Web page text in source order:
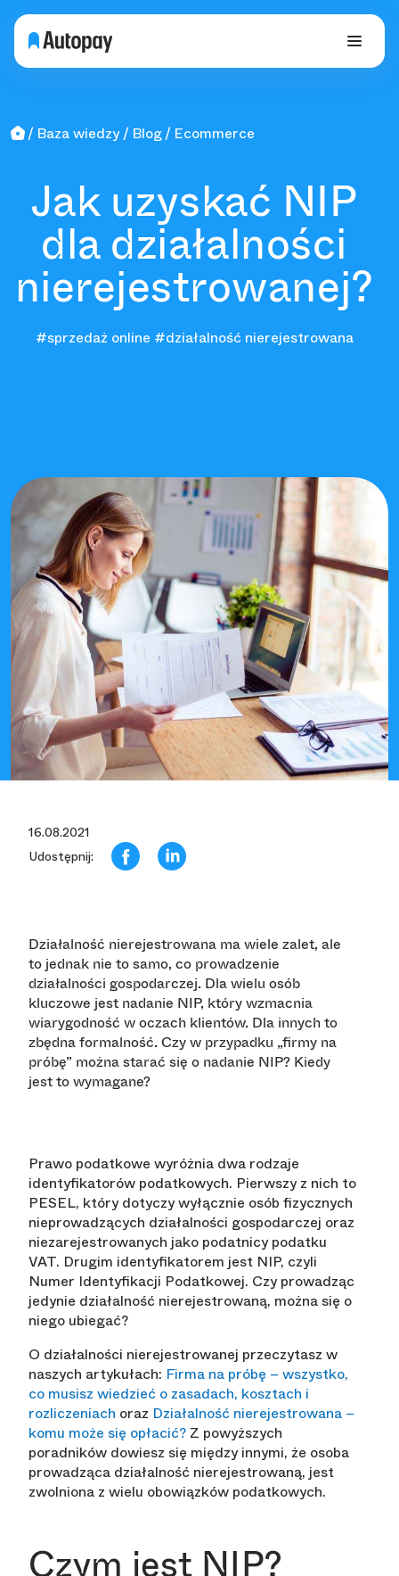
Baza wiedzy Blog Ecommerce
Jak uzyskać NIP
dla działalności
nierejestrowanej?
#sprzedaż online #działalność nierejestrowana
16.08.2021
Udostępnij:
Działalność nierejestrowana ma wiele zalet, ale
to jednak nie to samo, co prowadzenie
działalności gospodarczej. Dla wielu osób
kluczowe jest nadanie NIP, który wzmacnia
wiarygodność w oczach klientów. Dla innych to
zbędna formalność. Czy w przypadku „firmy na
próbę” można starać się o nadanie NIP? Kiedy
jest to wymagane?
Prawo podatkowe wyróżnia dwa rodzaje
identyfikatorów podatkowych. Pierwszy z nich to
PESEL, który dotyczy wyłącznie osób fizycznych
nieprowadzących działalności gospodarczej oraz
niezarejestrowanych jako podatnicy podatku
VAT. Drugim identyfikatorem jest NIP, czyli
Numer Identyfikacji Podatkowej. Czy prowadząc
jedynie działalność nierejestrowaną, można się o
niego ubiegać?
O działalności nierejestrowanej przeczytasz w
naszych artykułach: Firma na próbę – wszystko,
co musisz wiedzieć o zasadach, kosztach i
rozliczeniach oraz Działalność nierejestrowana –
komu może się opłacić? Z powyższych
poradników dowiesz się między innymi, że osoba
prowadząca działalność nierejestrowaną, jest
zwolniona z wielu obowiązków podatkowych.
Czym jest NIP?